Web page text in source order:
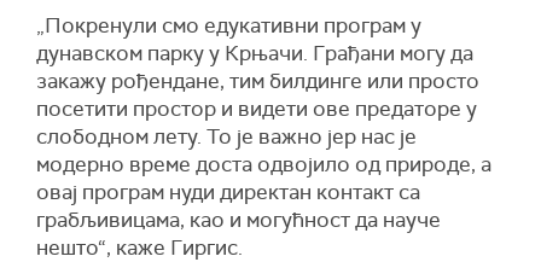
„Покренули смо едукативни програм у
дунавском парку у Крњачи. Грађани могу да
закажу рођендане, тим билдинге или просто
посетити простор и видети ове предаторе у
слободном лету. То је важно јер нас је
модерно време доста одвојило од природе, а
овај програм нуди директан контакт са
грабљивицама, као и могућност да науче
нешто“, каже Гиргис.